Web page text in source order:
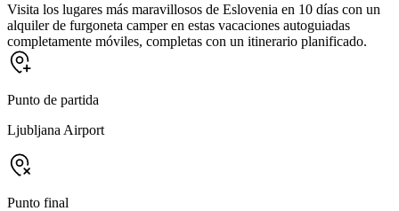
Visita los lugares más maravillosos de Eslovenia en 10 días con un
alquiler de furgoneta camper en estas vacaciones autoguiadas
completamente móviles, completas con un itinerario planificado.
Punto de partida
Ljubljana Airport
Punto final